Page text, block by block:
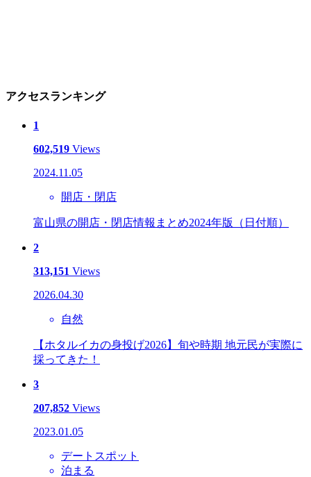
アクセスランキング
1
602,519 Views
2024.11.05
開店・閉店
富山県の開店・閉店情報まとめ2024年版（日付順）
2
313,151 Views
2026.04.30
自然
【ホタルイカの身投げ2026】旬や時期 地元民が実際に
採ってきた！
3
207,852 Views
2023.01.05
デートスポット
泊まる